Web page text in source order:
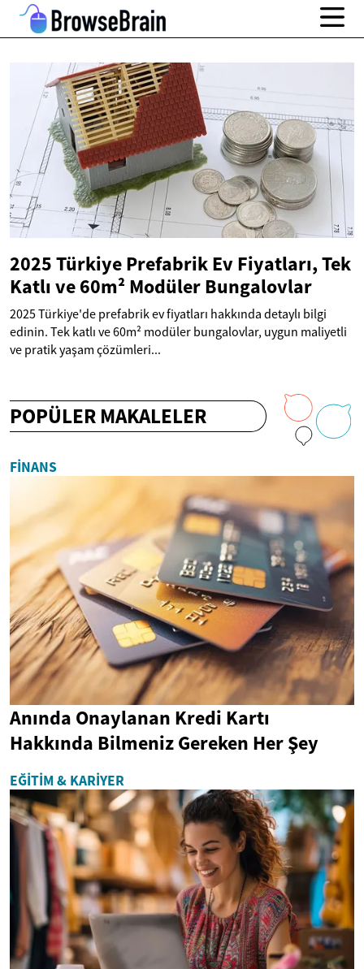
2025 Türkiye Prefabrik Ev Fiyatları, Tek
Katlı ve 60m² Modüler Bungalovlar
2025 Türkiye'de prefabrik ev fiyatları hakkında detaylı bilgi
edinin. Tek katlı ve 60m² modüler bungalovlar, uygun maliyetli
ve pratik yaşam çözümleri...
POPÜLER MAKALELER
FINANS
Anında Onaylanan Kredi Kartı
Hakkında Bilmeniz Gereken Her Şey
EĞITIM & KARIYER